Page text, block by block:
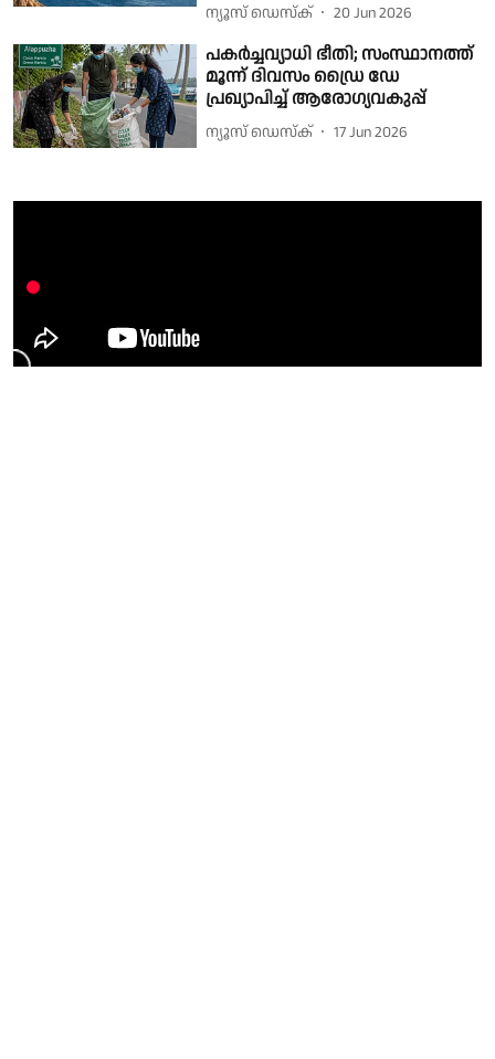
ന്യൂസ് ഡെസ്ക് 20 Jun 2026
പകർച്ചവ്യാധി ഭീതി; സംസ്ഥാനത്ത്
മൂന്ന് ദിവസം ഡ്രൈ ഡേ
പ്രഖ്യാപിച്ച് ആരോഗ്യവകുപ്പ്
ന്യൂസ് ഡെസ്ക് 17 Jun 2026